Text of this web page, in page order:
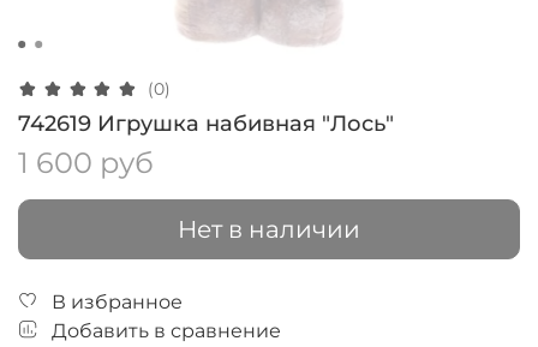
(0)
742619 Игрушка набивная "Лось"
1 600 руб
Нет в наличии
В избранное
Добавить в сравнение